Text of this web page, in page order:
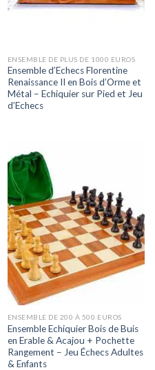
ENSEMBLE DE PLUS DE 1000 EUROS
Ensemble d’Echecs Florentine
Renaissance II en Bois d’Orme et
Métal – Echiquier sur Pied et Jeu
d’Echecs
ENSEMBLE DE 200 À 500 EUROS
Ensemble Echiquier Bois de Buis
en Erable & Acajou + Pochette
Rangement – Jeu Échecs Adultes
& Enfants